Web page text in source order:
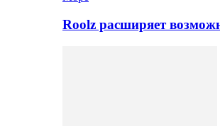
Roolz расширяет